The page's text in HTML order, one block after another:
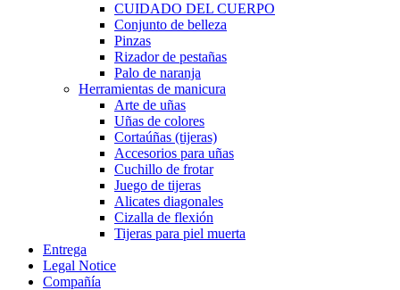
CUIDADO DEL CUERPO
Conjunto de belleza
Pinzas
Rizador de pestañas
Palo de naranja
Herramientas de manicura
Arte de uñas
Uñas de colores
Cortaúñas (tijeras)
Accesorios para uñas
Cuchillo de frotar
Juego de tijeras
Alicates diagonales
Cizalla de flexión
Tijeras para piel muerta
Entrega
Legal Notice
Compañía